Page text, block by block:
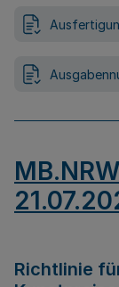
Richtlinie